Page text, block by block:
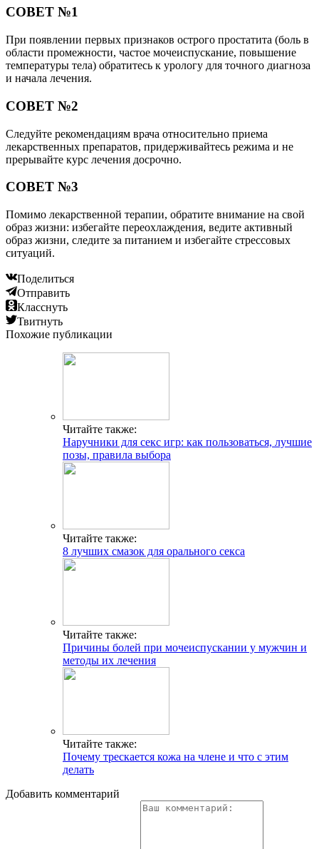
СОВЕТ №1
При появлении первых признаков острого простатита (боль в
области промежности, частое мочеиспускание, повышение
температуры тела) обратитесь к урологу для точного диагноза
и начала лечения.
СОВЕТ №2
Следуйте рекомендациям врача относительно приема
лекарственных препаратов, придерживайтесь режима и не
прерывайте курс лечения досрочно.
СОВЕТ №3
Помимо лекарственной терапии, обратите внимание на свой
образ жизни: избегайте переохлаждения, ведите активный
образ жизни, следите за питанием и избегайте стрессовых
ситуаций.
Поделиться
Отправить
Класснуть
Твитнуть
Похожие публикации
Читайте также:
Наручники для секс игр: как пользоваться, лучшие
позы, правила выбора
Читайте также:
8 лучших смазок для орального секса
Читайте также:
Причины болей при мочеиспускании у мужчин и
методы их лечения
Читайте также:
Почему трескается кожа на члене и что с этим
делать
Добавить комментарий